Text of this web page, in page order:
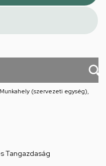
(szervezeti egység),
Tangazdaság